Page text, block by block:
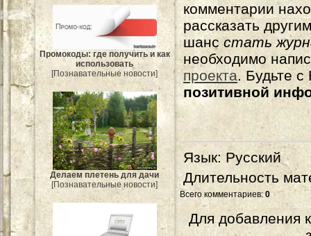
Промокоды: где получить и как
использовать
[Познавательные новости]
Делаем плетень для дачи
[Познавательные новости]
комментарии
рассказать
шанс стать
необходимо
проекта. Будьте
позитивной
Язык: Русский
Длительность
Всего комментариев: 0
Для добавления